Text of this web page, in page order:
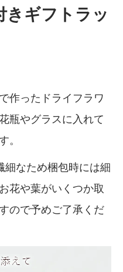
きギフトラッ
作ったドライフラワ
瓶やグラスに入れて
。
なため梱包時には細
花や葉がいくつか取
ので予めご了承くだ